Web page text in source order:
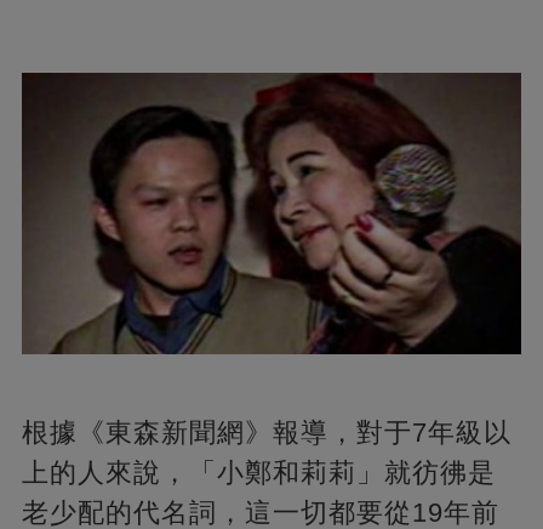
根據《東森新聞網》報導，對于7年級以
上的人來說，「小鄭和莉莉」就彷彿是
老少配的代名詞，這一切都要從19年前